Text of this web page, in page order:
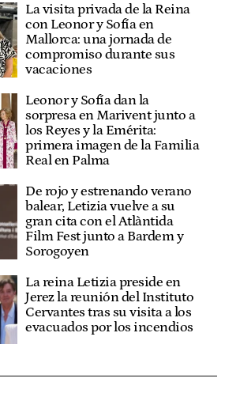
La visita privada de la Reina
con Leonor y Sofía en
Mallorca: una jornada de
compromiso durante sus
vacaciones
Leonor y Sofía dan la
sorpresa en Marivent junto a
los Reyes y la Emérita:
primera imagen de la Familia
Real en Palma
De rojo y estrenando verano
balear, Letizia vuelve a su
gran cita con el Atlàntida
Film Fest junto a Bardem y
Sorogoyen
La reina Letizia preside en
Jerez la reunión del Instituto
Cervantes tras su visita a los
evacuados por los incendios